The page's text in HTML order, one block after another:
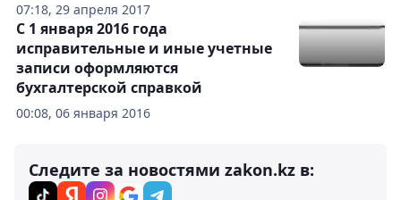
07:18, 29 апреля 2017
00:08, 06 января 2016
С 1 января 2016 года
исправительные и иные учетные
записи оформляются
бухгалтерской справкой
Следите за новостями zakon.kz в: